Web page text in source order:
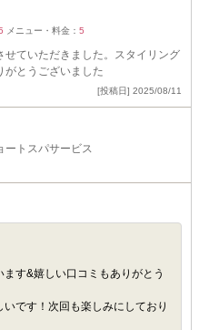
メニュー・料金： 5
ていただきました。スタイリング
がとうございました
[投稿日] 2025/08/11
トスパサービス
す&嬉しい口コミもありがとう
です！次回も楽しみにしており